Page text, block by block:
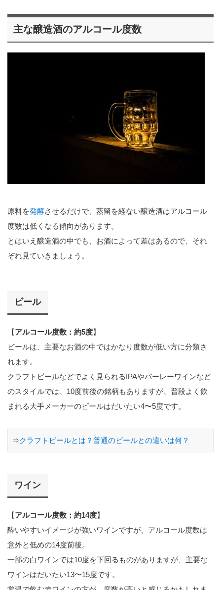
主な醸造酒のアルコール度数
原料を発酵させるだけで、蒸留を経ない醸造酒はアルコール
度数は低くなる傾向があります。
とはいえ醸造酒の中でも、お酒によって差はあるので、それ
ぞれ見ていきましょう。
ビール
【アルコール度数：約5度】
ビールは、主要なお酒の中ではかなり度数が低い方に分類さ
れます。
クラフトビールなどでよく見られるIPAやバーレーワインなど
のスタイルでは、10度前後の銘柄もありますが、普段よく飲
まれる大手メーカーのビールはだいたい4〜5度です。
⇒クラフトビールとは？普通のビールとの違いは何？
ワイン
【 アルコール度数：約14度】
酔いやすいイメージが強いワインですが、アルコール度数は
意外と低めの14度前後。
一部の白ワインでは10度を下回るものがありますが、主要な
ワインはだいたい13〜15度です。